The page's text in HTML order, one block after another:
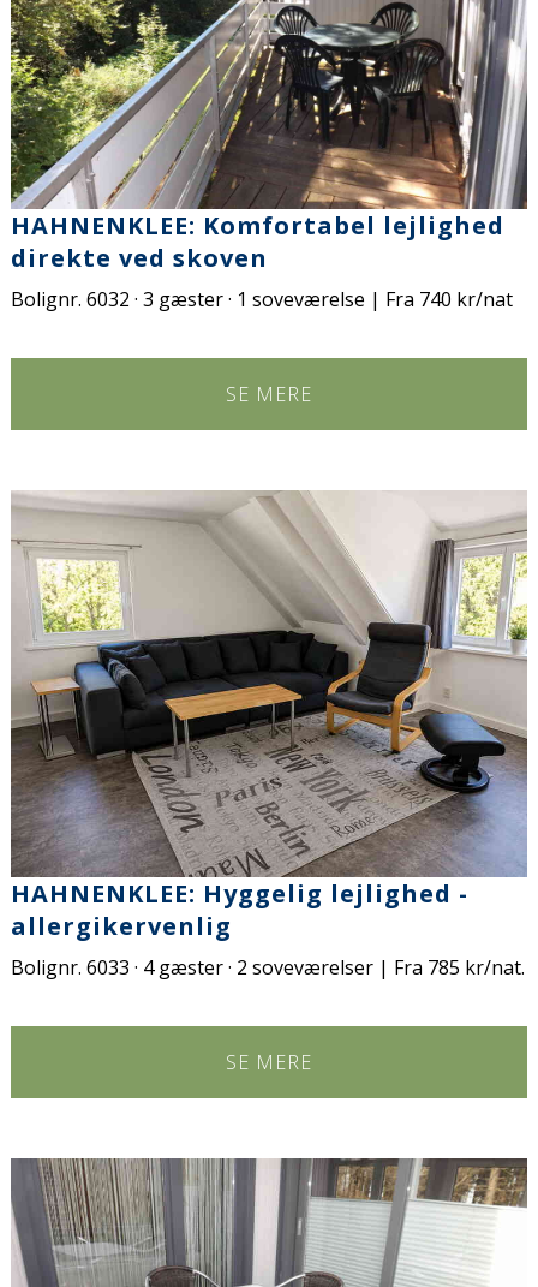
HAHNENKLEE: Komfortabel lejlighed
direkte ved skoven
Bolignr. 6032 · 3 gæster · 1 soveværelse | Fra 740 kr/nat
SE MERE
HAHNENKLEE: Hyggelig lejlighed -
allergikervenlig
Bolignr. 6033 · 4 gæster · 2 soveværelser | Fra 785 kr/nat.
SE MERE